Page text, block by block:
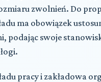
zwolnień. Do
ma obowiązek
podając swoje
pracy i zakładowa